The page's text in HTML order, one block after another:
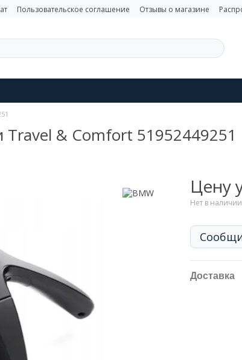
Пользовательское соглашение Отзывы о магазине
Travel & Comfort 51952449251
Цену
Нет в наличии
Доставка